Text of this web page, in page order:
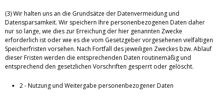
(3) Wir halten uns an die Grundsätze der Datenvermeidung und
Datensparsamkeit. Wir speichern Ihre personenbezogenen Daten daher
nur so lange, wie dies zur Erreichung der hier genannten Zwecke
erforderlich ist oder wie es die vom Gesetzgeber vorgesehenen vielfältigen
Speicherfristen vorsehen. Nach Fortfall des jeweiligen Zweckes bzw. Ablauf
dieser Fristen werden die entsprechenden Daten routinemäßig und
entsprechend den gesetzlichen Vorschriften gesperrt oder gelöscht.
2 - Nutzung und Weitergabe personenbezogener Daten